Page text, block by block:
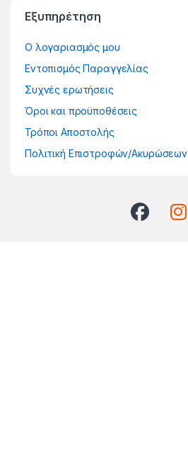
Εξυπηρέτηση
Ο λογαριασμός μου
Εντοπισμός Παραγγελίας
Συχνές ερωτήσεις
Όροι και προϋποθέσεις
Τρόποι Αποστολής
Πολιτική Επιστροφών/Ακυρώσεων